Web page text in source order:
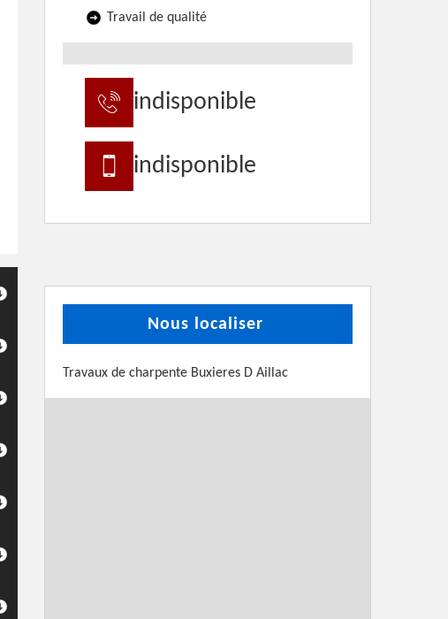
Travail de qualité
indisponible
indisponible
Nous localiser
Travaux de charpente Buxieres D Aillac